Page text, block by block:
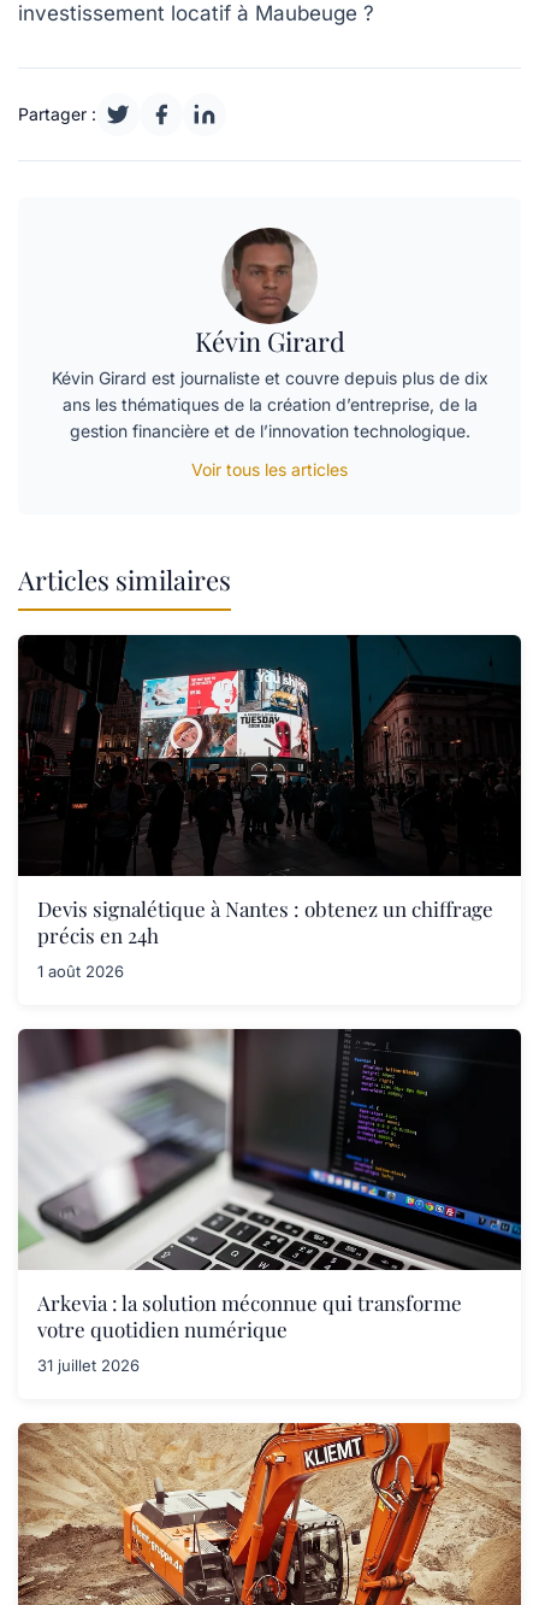
investissement locatif à Maubeuge ?
Partager :
Kévin Girard
Kévin Girard est journaliste et couvre depuis plus de dix
ans les thématiques de la création d’entreprise, de la
gestion financière et de l’innovation technologique.
Voir tous les articles
Articles similaires
Devis signalétique à Nantes : obtenez un chiffrage
précis en 24h
1 août 2026
Arkevia : la solution méconnue qui transforme
votre quotidien numérique
31 juillet 2026